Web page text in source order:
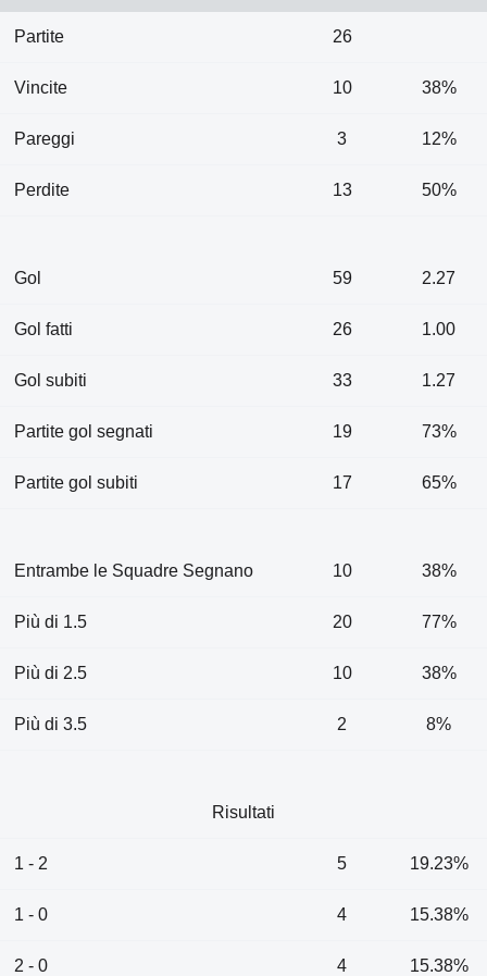
Partite 26
Vincite 10 38%
Pareggi 3 12%
Perdite 13 50%
Gol 59 2.27
Gol fatti 26 1.00
Gol subiti 33 1.27
Partite gol segnati 19 73%
Partite gol subiti 17 65%
Entrambe le Squadre Segnano 10 38%
Più di 1.5 20 77%
Più di 2.5 10 38%
Più di 3.5 2 8%
Risultati
1 - 2 5 19.23%
1 - 0 4 15.38%
2 - 0 4 15.38%